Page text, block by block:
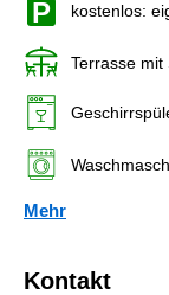
kostenlos:
Terrasse mit
Mehr
Kontakt